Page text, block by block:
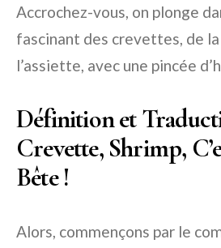
Accrochez-vous, on plonge
fascinant des crevettes, de la
l’assiette, avec une pincée
Définition et
Crevette, Shrimp,
Bête !
Alors, commençons par le